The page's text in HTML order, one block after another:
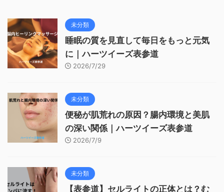
未分類
睡眠の質を見直して毎日をもっと元気
に｜ハーツイーズ表参道
2026/7/29
未分類
便秘が肌荒れの原因？腸内環境と美肌
の深い関係｜ハーツイーズ表参道
2026/7/9
未分類
【表参道】セルライトの正体とは？む